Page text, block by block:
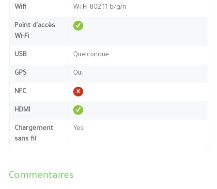
Wifi Wi-Fi 802.11 b/g/n
Point d'accès
Wi-Fi
USB Quelconque
GPS Oui
NFC
HDMI
Chargement
sans fil
Yes
Commentaires